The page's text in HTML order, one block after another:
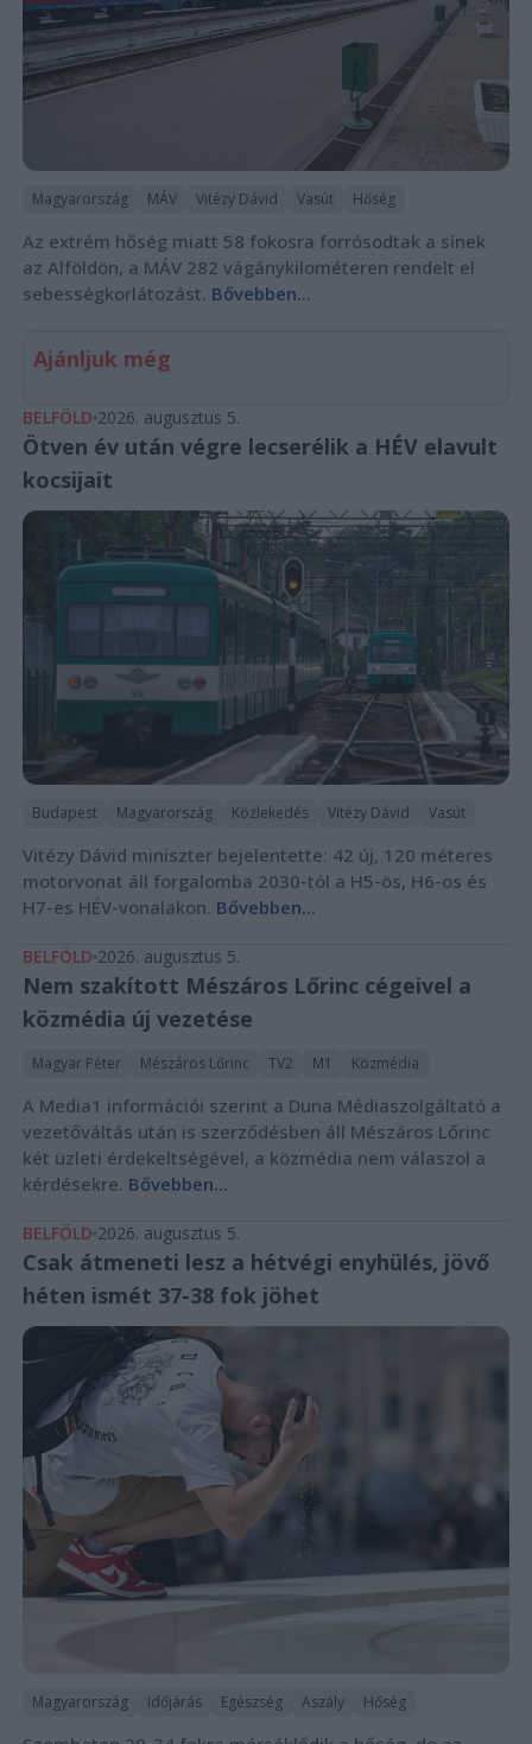
Magyarország MÁV Vitézy Dávid Vasút Hőség
Az extrém hőség miatt 58 fokosra forrósodtak a sínek
az Alföldön, a MÁV 282 vágánykilométeren rendelt el
sebességkorlátozást. Bővebben...
Ajánljuk még
BELFÖLD 2026. augusztus 5.
Ötven év után végre lecserélik a HÉV elavult
kocsijait
Budapest Magyarország Közlekedés Vitézy Dávid Vasút
Vitézy Dávid miniszter bejelentette: 42 új, 120 méteres
motorvonat áll forgalomba 2030-tól a H5-ös, H6-os és
H7-es HÉV-vonalakon. Bővebben...
BELFÖLD 2026. augusztus 5.
Nem szakított Mészáros Lőrinc cégeivel a
közmédia új vezetése
Magyar Péter Mészáros Lőrinc TV2 M1 Közmédia
A Media1 információi szerint a Duna Médiaszolgáltató a
vezetőváltás után is szerződésben áll Mészáros Lőrinc
két üzleti érdekeltségével, a közmédia nem válaszol a
kérdésekre. Bővebben...
BELFÖLD 2026. augusztus 5.
Csak átmeneti lesz a hétvégi enyhülés, jövő
héten ismét 37-38 fok jöhet
Magyarország Időjárás Egészség Aszály Hőség